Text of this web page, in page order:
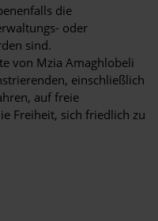
die
oder
sind.
von Mzia Amaghlobeli
einschließlich
auf freie
Freiheit, sich friedlich zu